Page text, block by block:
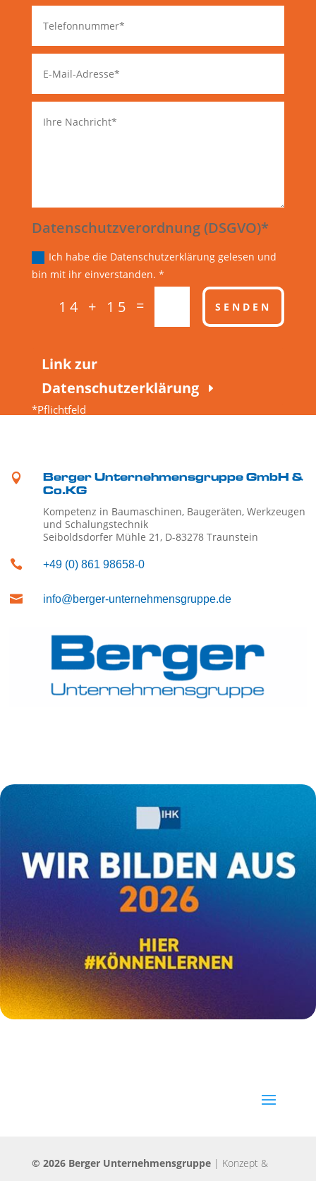
Datenschutzverordnung (DSGVO)*
Ich habe die Datenschutzerklärung gelesen und
bin mit ihr einverstanden. *
14 + 15 = SENDEN
Link zur
Datenschutzerklärung
*Pflichtfeld

Berger Unternehmensgruppe GmbH &
Co.KG
Kompetenz in Baumaschinen, Baugeräten, Werkzeugen
und Schalungstechnik
Seiboldsdorfer Mühle 21, D-83278 Traunstein
 +49 (0) 861 98658-0
 info@berger-unternehmensgruppe.de
© 2026 Berger Unternehmensgruppe| Konzept &